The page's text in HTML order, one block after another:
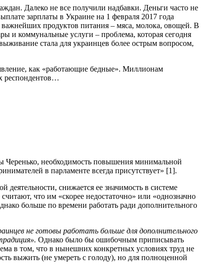
Далеко не все получили надбавки. Деньги часто не
зарплаты в Украине на 1 февраля 2017 года
важнейших продуктов питания – мяса, молока, овощей. В
и коммунальные услуги – проблема, которая сегодня
стала для украинцев более острым вопросом,
как «работающие бедные». Миллионам
респондентов…
необходимость повышения минимальной
в парламенте всегда присутствует» [1].
деятельности, снижается ее значимость в системе
что им «скорее недостаточно» или «однозначно
больше по времени работать ради дополнительного
не готовы работать больше для дополнительного
Однако было бы ошибочным приписывать
в том, что в нынешних конкретных условиях труд не
выжить (не умереть с голоду), но для полноценной